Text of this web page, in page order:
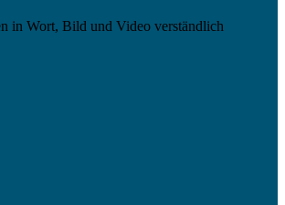
in Wort, Bild und Video verständlich